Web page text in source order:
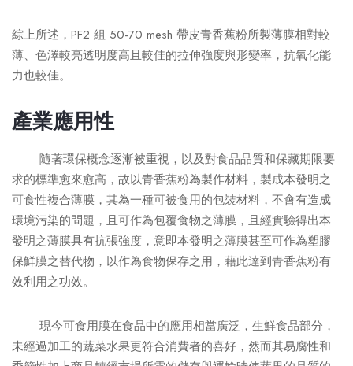
綜上所述，PF2 組 50-70 mesh 帶皮青香蕉粉所製薄膜相對較
薄、色澤較亮透明度高且較佳的拉伸強度與形變率，抗氧化能
力也較佳。
產業應用性
隨著環保概念逐漸被重視，以及對食品品質和保藏期限要
求的標準愈來愈高，故以青香蕉粉為製作材料，製成本發明之
可食性複合薄膜，其為一種可被食用的包裝材料，不會有造成
環境污染的問題，且可作為包覆食物之薄膜，且經實驗得出本
發明之薄膜具有抗張強度，意即本發明之薄膜甚至可作為塑膠
保鮮膜之替代物，以作為食物保存之用，藉此達到青香蕉粉有
效利用之功效。
現今可食用膜在食品中的應用相當廣泛，生鮮食品部分，
未經過加工的蔬菜水果更符合消費者的喜好，然而其易腐性和